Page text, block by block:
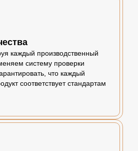
каждый производственный
систему проверки
что каждый
соответствует стандартам